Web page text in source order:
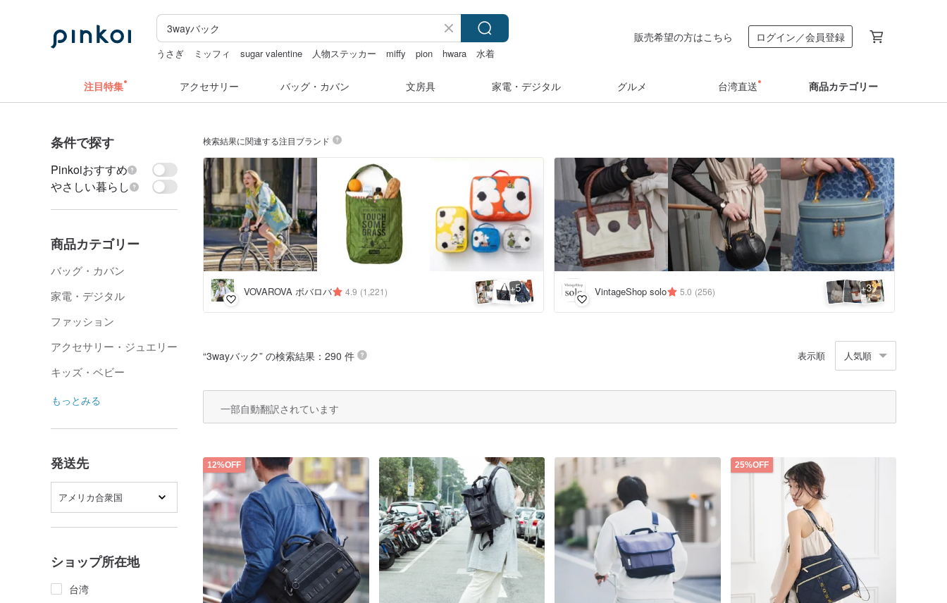
うさぎ ミッフィ sugar valentine 人物ステッカー miffy pion hwara 水着
販売希望の方はこちら ログイン／会員登録
注目特集 アクセサリー バッグ・カバン 文房具 家電・デジタル グルメ 台湾直送 商品カテゴリー
条件で探す
Pinkoiおすすめ
やさしい暮らし
商品カテゴリー
バッグ・カバン
家電・デジタル
ファッション
アクセサリー・ジュエリー
キッズ・ベビー
もっとみる
発送先
アメリカ合衆国
ショップ所在地
台湾
検索結果に関連する注目ブランド
VOVAROVA ボバロバ 4.9 (1,221) +5 VintageShop solo 5.0 (256) +3
“3wayバック” の検索結果：290 件 表示順 人気順
一部自動翻訳されています
12%OFF 25%OFF